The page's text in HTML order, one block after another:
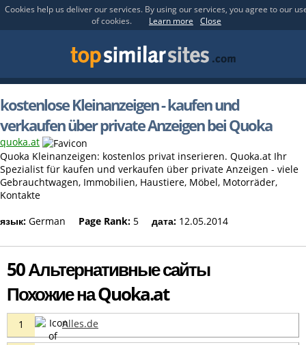
Cookies help us deliver our services. By using our services, you agree to our
of cookies.
Learn more Close
kostenlose Kleinanzeigen - kaufen und
verkaufen über private Anzeigen bei Quoka
quoka.at
Quoka Kleinanzeigen: kostenlos privat inserieren. Quoka.at Ihr
Spezialist für kaufen und verkaufen über private Anzeigen - viele
Gebrauchtwagen, Immobilien, Haustiere, Möbel, Motorräder,
Kontakte
язык: German Page Rank: 5 дата: 12.05.2014
50 Альтернативные сайты
Похожие на Quoka.at
1 Alles.de